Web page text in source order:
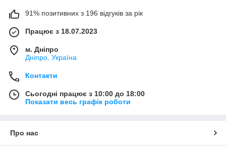
91% позитивних з 196 відгуків за рік
Працює з 18.07.2023
м. Дніпро
Дніпро, Україна
Контакти
Сьогодні працює з 10:00 до 18:00
Показати весь графік роботи
Про нас